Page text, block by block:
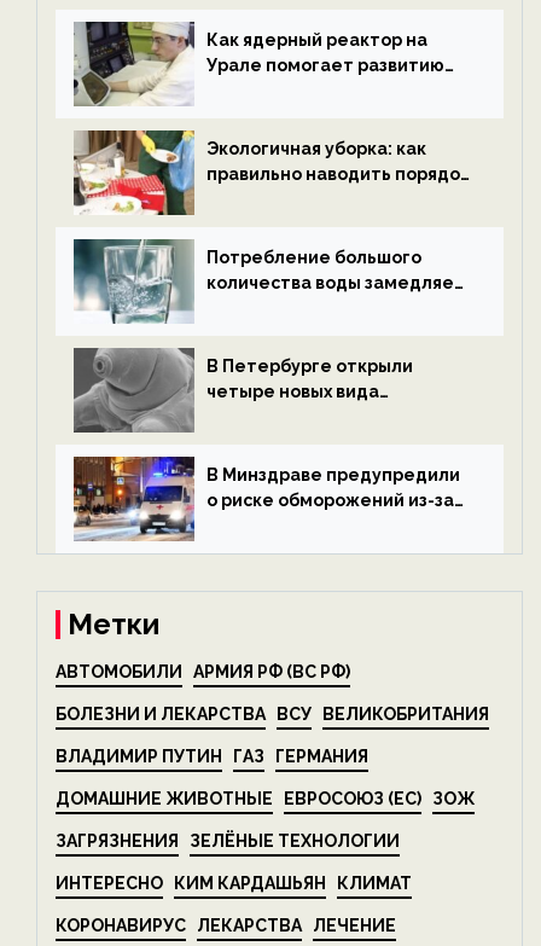
ECOportal
Как ядерный реактор на
Урале помогает развитию
ECOportal
Экологичная уборка: как
правильно наводить порядок
Потребление большого
количества воды замедляет
В Петербурге открыли
четыре новых вида
экологии на ECOportal
В Минздраве предупредили
о риске обморожений из-за
на ECOportal
Метки
АВТОМОБИЛИ АРМИЯ РФ (ВС РФ)
БОЛЕЗНИ И ЛЕКАРСТВА ВСУ ВЕЛИКОБРИТАНИЯ
ВЛАДИМИР ПУТИН ГАЗ ГЕРМАНИЯ
ДОМАШНИЕ ЖИВОТНЫЕ ЕВРОСОЮЗ (ЕС) ЗОЖ
ЗАГРЯЗНЕНИЯ ЗЕЛЁНЫЕ ТЕХНОЛОГИИ
ИНТЕРЕСНО КИМ КАРДАШЬЯН КЛИМАТ
КОРОНАВИРУС ЛЕКАРСТВА ЛЕЧЕНИЕ